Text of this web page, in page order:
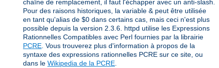
chaîne de remplacement, il faut l'échapper avec un anti-slash.
Pour des raisons historiques, la variable & peut être utilisée
en tant qu'alias de $0 dans certains cas, mais ceci n'est plus
possible depuis la version 2.3.6. httpd utilise les Expressions
Rationnelles Compatibles avec Perl fournies par la librairie
PCRE . Vous trouverez plus d'information à propos de la
syntaxe des expressions rationnelles PCRE sur ce site, ou
dans le Wikipedia de la PCRE